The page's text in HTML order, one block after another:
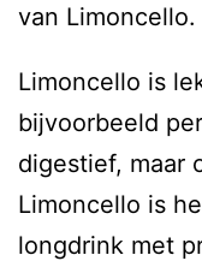
van Limoncello.
Limoncello is
bijvoorbeeld
digestief, maar
Limoncello is
longdrink met